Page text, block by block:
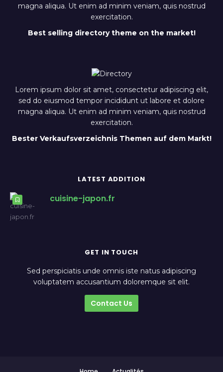
magna aliqua. Ut enim ad minim veniam, quis nostrud
exercitation.
Best selling directory theme on the market!
Lorem ipsum dolor sit amet, consectetur adipiscing elit,
sed do eiusmod tempor incididunt ut labore et dolore
magna aliqua. Ut enim ad minim veniam, quis nostrud
exercitation.
Bester Verkaufsverzeichnis Themen auf dem Markt!
LATEST ADDITION
cuisine-japon.fr
GET IN TOUCH
Sed perspiciatis unde omnis iste natus adipiscing
voluptatem accusantium doloremque sit elit.
Contact Us